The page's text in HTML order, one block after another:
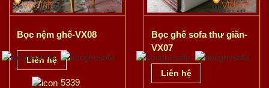
Bọc nệm ghế-VX08
Liên hệ
5339
Bọc ghế sofa thư giãn-
VX07
Liên hệ